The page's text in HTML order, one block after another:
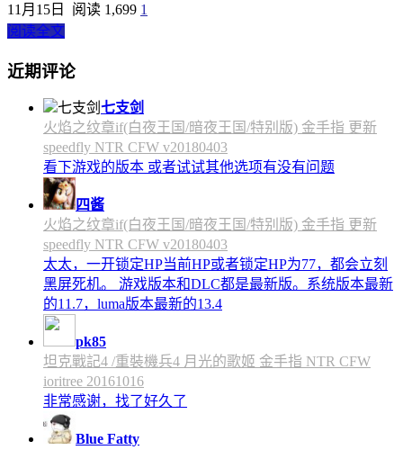
11月15日
阅读 1,699 1
阅读全文
近期评论
七支剑
火焰之纹章if(白夜王国/暗夜王国/特别版) 金手指 更新
speedfly NTR CFW v20180403
看下游戏的版本 或者试试其他选项有没有问题
四酱
火焰之纹章if(白夜王国/暗夜王国/特别版) 金手指 更新
speedfly NTR CFW v20180403
太太，一开锁定HP当前HP或者锁定HP为77，都会立刻
黑屏死机。 游戏版本和DLC都是最新版。系统版本最新
的11.7，luma版本最新的13.4
pk85
坦克戰記4 /重裝機兵4 月光的歌姬 金手指 NTR CFW
ioritree 20161016
非常感谢，找了好久了
Blue Fatty